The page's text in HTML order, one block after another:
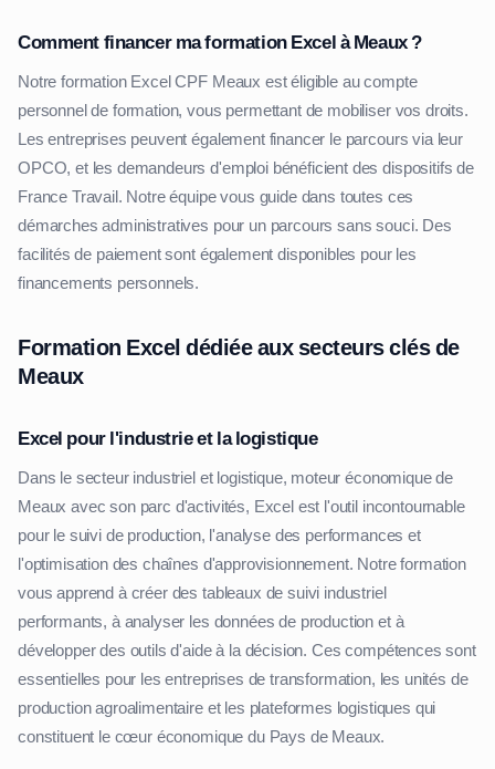
Comment financer ma formation Excel à Meaux ?
Notre formation Excel CPF Meaux est éligible au compte
personnel de formation, vous permettant de mobiliser vos droits.
Les entreprises peuvent également financer le parcours via leur
OPCO, et les demandeurs d'emploi bénéficient des dispositifs de
France Travail. Notre équipe vous guide dans toutes ces
démarches administratives pour un parcours sans souci. Des
facilités de paiement sont également disponibles pour les
financements personnels.
Formation Excel dédiée aux secteurs clés de
Meaux
Excel pour l'industrie et la logistique
Dans le secteur industriel et logistique, moteur économique de
Meaux avec son parc d'activités, Excel est l'outil incontournable
pour le suivi de production, l'analyse des performances et
l'optimisation des chaînes d'approvisionnement. Notre formation
vous apprend à créer des tableaux de suivi industriel
performants, à analyser les données de production et à
développer des outils d'aide à la décision. Ces compétences sont
essentielles pour les entreprises de transformation, les unités de
production agroalimentaire et les plateformes logistiques qui
constituent le cœur économique du Pays de Meaux.